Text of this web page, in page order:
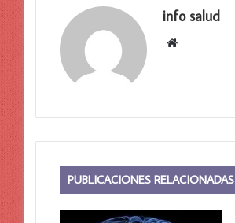
info salud
Sitio
PUBLICACIONES RELACIONADAS